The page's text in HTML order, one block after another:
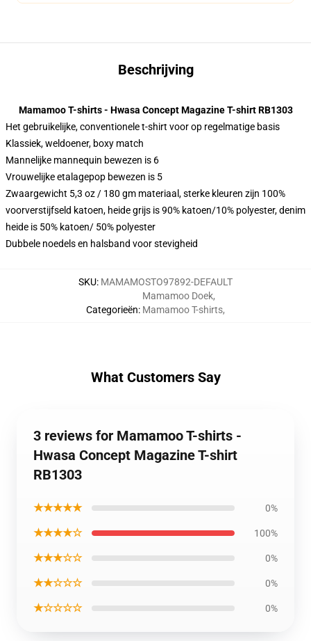
Beschrijving
Mamamoo T-shirts - Hwasa Concept Magazine T-shirt RB1303
Het gebruikelijke, conventionele t-shirt voor op regelmatige basis
Klassiek, weldoener, boxy match
Mannelijke mannequin bewezen is 6
Vrouwelijke etalagepop bewezen is 5
Zwaargewicht 5,3 oz / 180 gm materiaal, sterke kleuren zijn 100%
voorverstijfseld katoen, heide grijs is 90% katoen/10% polyester, denim
heide is 50% katoen/ 50% polyester
Dubbele noedels en halsband voor stevigheid
SKU: MAMAMOSTO97892-DEFAULT
Categorieën:
Mamamoo Doek,
Mamamoo T-shirts,
What Customers Say
3 reviews for Mamamoo T-shirts -
Hwasa Concept Magazine T-shirt
RB1303
★★★★★ 0%
★★★★☆ 100%
★★★☆☆ 0%
★★☆☆☆ 0%
★☆☆☆☆ 0%